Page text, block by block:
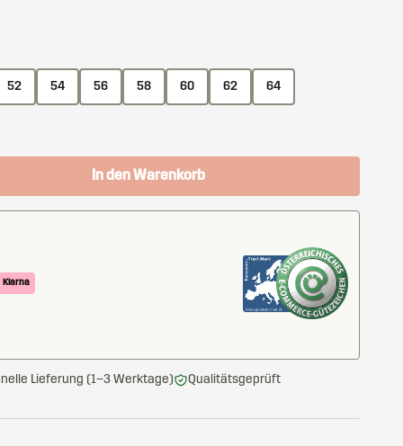
52 54 56 58 60 62 64
In den Warenkorb
Klarna
Lieferung (1–3 Werktage) Qualitätsgeprüft